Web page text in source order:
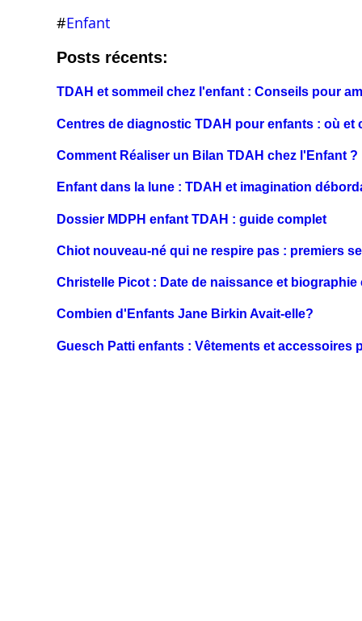
#Enfant
Posts récents:
TDAH et sommeil chez l'enfant : Conseils pour
Centres de diagnostic TDAH pour enfants : où et
Comment Réaliser un Bilan TDAH chez l'Enfant ?
Enfant dans la lune : TDAH et imagination
Dossier MDPH enfant TDAH : guide complet
Chiot nouveau-né qui ne respire pas : premiers
Christelle Picot : Date de naissance et biographie
Combien d'Enfants Jane Birkin Avait-elle?
Guesch Patti enfants : Vêtements et accessoires